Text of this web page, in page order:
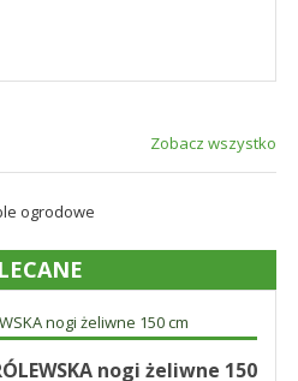
Zobacz wszystko
550.00zł
nogi żeliwne 150